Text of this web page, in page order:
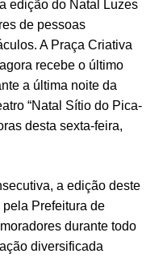
edição do Natal Luzes
de pessoas
A Praça Criativa
recebe o último
a última noite da
“Natal Sítio do Pica-
desta sexta-feira,
a edição deste
Prefeitura de
durante todo
diversificada